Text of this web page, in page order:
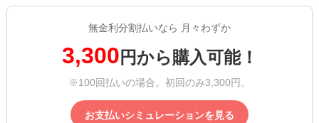
無金利分割払いなら 月々わずか
3,300 円から購入可能！
※100回払いの場合。初回のみ3,300円。
お支払いシミュレーションを見る